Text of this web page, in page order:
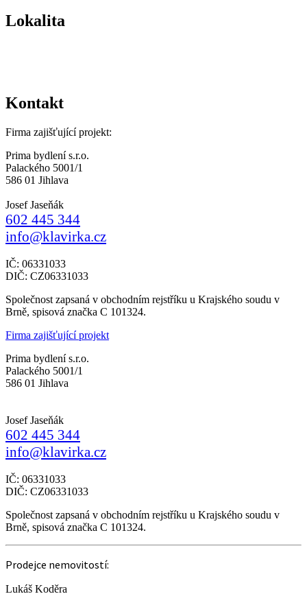
Lokalita
Kontakt
Firma zajišťující projekt:
Prima bydlení s.r.o.
Palackého 5001/1
586 01 Jihlava
Josef Jaseňák
602 445 344
info@klavirka.cz
IČ: 06331033
DIČ: CZ06331033
Společnost zapsaná v obchodním rejstříku u Krajského soudu v
Brně, spisová značka C 101324.
Firma zajišťující projekt
Prima bydlení s.r.o.
Palackého 5001/1
586 01 Jihlava
Josef Jaseňák
602 445 344
info@klavirka.cz
IČ: 06331033
DIČ: CZ06331033
Společnost zapsaná v obchodním rejstříku u Krajského soudu v
Brně, spisová značka C 101324.
Prodejce nemovitostí:
Lukáš Koděra